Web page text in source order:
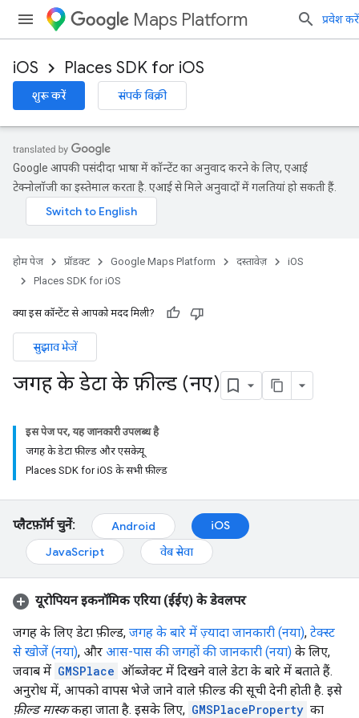
Maps Platform प्रवेश करें
iOS Places SDK for iOS
शुरू करें संपर्क बिक्री
Google आपकी पसंदीदा भाषा में कॉन्टेंट का अनुवाद करने के लिए, एआई
टेक्नोलॉजी का इस्तेमाल करता है. एआई से मिले अनुवादों में गलतियां हो सकती हैं.
होम पेज प्रॉडक्ट Google Maps Platform दस्तावेज़
iOS
Places SDK for iOS
क्या इस कॉन्टेंट से आपको मदद मिली?
सुझाव भेजें
जगह के डेटा के फ़ील्ड (नए)
इस पेज पर, यह जानकारी उपलब्ध है
जगह के डेटा फ़ील्ड और एसकेयू
Places SDK for iOS के सभी फ़ील्ड
प्लैटफ़ॉर्म चुनें: Android
iOS
JavaScript
वेब सेवा
यूरोपियन इकनॉमिक एरिया (ईईए) के डेवलपर
जगह के लिए डेटा फ़ील्ड, जगह के बारे में ज़्यादा जानकारी (नया), टेक्स्ट
से खोजें (नया), और आस-पास की जगहों की जानकारी (नया) के लिए,
जवाब में GMSPlace ऑब्जेक्ट में दिखने वाले डेटा के बारे में बताते हैं.
अनुरोध में, आपको वापस भेजे जाने वाले फ़ील्ड की सूची देनी होती है. इसे
फ़ील्ड मास्ककहा जाता है. इसके लिए, GMSPlaceProperty का